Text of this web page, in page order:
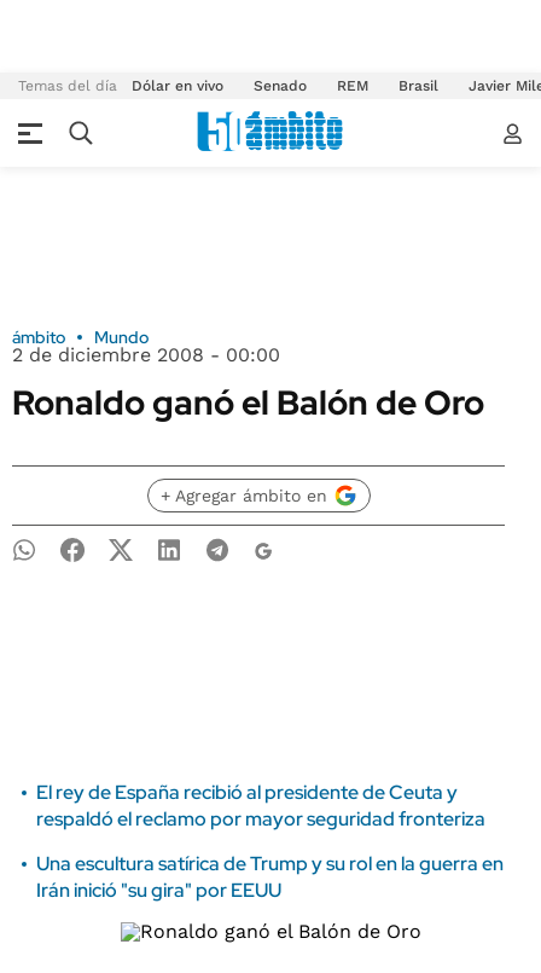
Temas del día Dólar en vivo Senado REM Brasil Javier
ámbito Mundo
2 de diciembre 2008 - 00:00
Ronaldo ganó el Balón de Oro
+ Agregar ámbito en
El rey de España recibió al presidente de Ceuta y
respaldó el reclamo por mayor seguridad fronteriza
Una escultura satírica de Trump y su rol en la guerra en
Irán inició "su gira" por EEUU